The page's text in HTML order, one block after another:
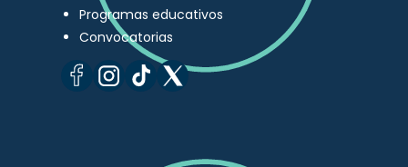
Programas educativos
Convocatorias